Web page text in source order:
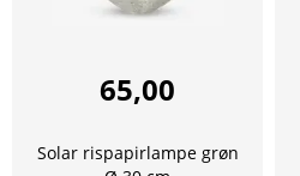
65,00
Solar rispapirlampe grøn